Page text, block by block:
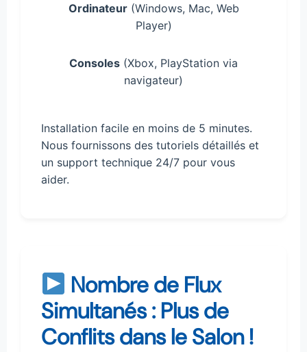
Ordinateur(Windows, Mac, Web
Player)
Consoles (Xbox, PlayStation via
navigateur)
Installation facile en moins de 5 minutes.
Nous fournissons des tutoriels détaillés et
un support technique 24/7 pour vous
aider.
Nombre de Flux
Simultanés : Plus de
Conflits dans le Salon !